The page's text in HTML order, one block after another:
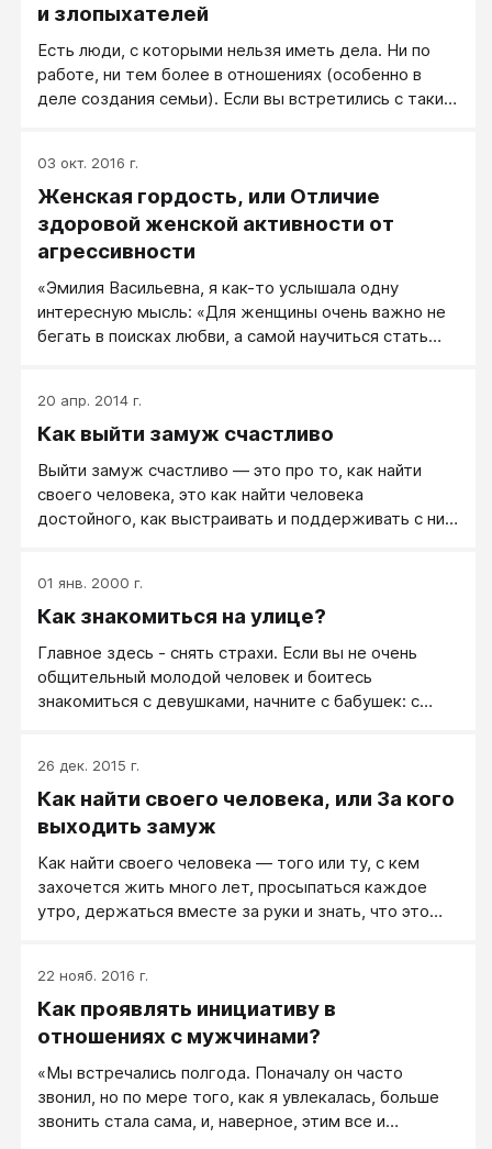
и злопыхателей
Есть люди, с которыми нельзя иметь дела. Ни по
работе, ни тем более в отношениях (особенно в
деле создания семьи). Если вы встретились с таким
03 окт. 2016 г.
Женская гордость, или Отличие
здоровой женской активности от
агрессивности
«Эмилия Васильевна, я как-то услышала одну
интересную мысль: «Для женщины очень важно не
бегать в поисках любви, а самой научиться стать
и покажи окружающим тебя, каким нужно быть.
Стань активной». Меня эта мысль очень вдохновила
активность в любви. Теперь, в книжке «Очарование
женственности» я познакомилась с понятием
«женская агрессивность», где, четко и ясно
должен проявлять активность. Как, в таком случае,
20 апр. 2014 г.
Как выйти замуж счастливо
Выйти замуж счастливо — это про то, как найти
своего человека, это как найти человека
достойного, как выстраивать и поддерживать с ним
01 янв. 2000 г.
Как знакомиться на улице?
Главное здесь - снять страхи. Если вы не очень
общительный молодой человек и боитесь
знакомиться с девушками, начните с бабушек: с
улыбайтесь прохожим. Вы увидите, что люди начнут
улыбаться вам в ответ. Конечно, будут и такие,
которые подумают, что вы над ними смеетесь, раз
26 дек. 2015 г.
Как найти своего человека, или За кого
выходить замуж
Как найти своего человека — того или ту, с кем
захочется жить много лет, просыпаться каждое
утро, держаться вместе за руки и знать, что это
22 нояб. 2016 г.
Как проявлять инициативу в
отношениях с мужчинами?
«Мы встречались полгода. Поначалу он часто
звонил, но по мере того, как я увлекалась, больше
звонить стала сама, и, наверное, этим все и